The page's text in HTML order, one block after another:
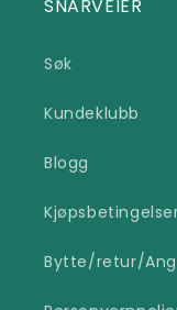
SNARVEIER
Søk
Kundeklubb
Blogg
Bytte/retur/